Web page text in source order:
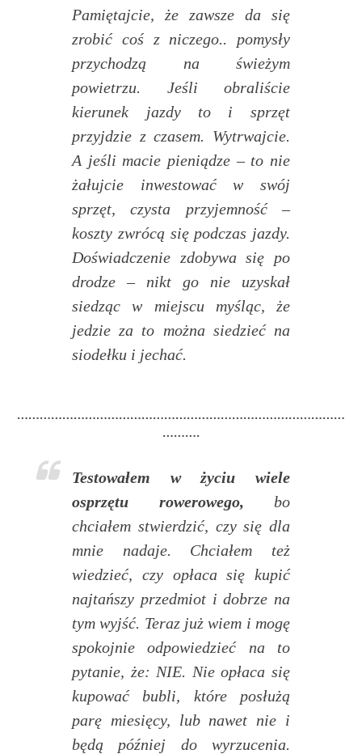
Pamiętajcie, że zawsze da się
zrobić coś z niczego.. pomysły
przychodzą na świeżym
powietrzu. Jeśli obraliście
kierunek jazdy to i sprzęt
przyjdzie z czasem. Wytrwajcie.
A jeśli macie pieniądze – to nie
żałujcie inwestować w swój
sprzęt, czysta przyjemność –
koszty zwrócą się podczas jazdy.
Doświadczenie zdobywa się po
drodze – nikt go nie uzyskał
siedząc w miejscu myśląc, że
jedzie za to można siedzieć na
siodełku i jechać.
……………………………………………………………………………
……….
Testowałem w życiu wiele
osprzętu rowerowego, bo
chciałem stwierdzić, czy się dla
mnie nadaje. Chciałem też
wiedzieć, czy opłaca się kupić
najtańszy przedmiot i dobrze na
tym wyjść. Teraz już wiem i mogę
spokojnie odpowiedzieć na to
pytanie, że: NIE. Nie opłaca się
kupować bubli, które posłużą
parę miesięcy, lub nawet nie i
będą później do wyrzucenia.